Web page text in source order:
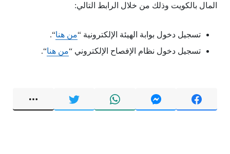
المال بالكويت وذلك من خلال الرابط التالي:
تسجيل دخول بوابة الهيئة الإلكترونية “من هنا“.
تسجيل دخول نظام الإفصاح الإلكتروني “من هنا“.